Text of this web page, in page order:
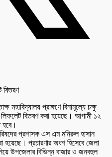
মহাবিদ্যালয় প্রাঙ্গণে বিনামূল্যে চক্ষু
বিতরণ করা হয়েছে। আগামী ১২
হবে।
প্রশাসক এস এম মনিরুল হাসান
হয়েছে। প্রচারণার অংশ হিসেবে জেলা
উপজেলার বিভিন্ন বাজার ও জনবহুল